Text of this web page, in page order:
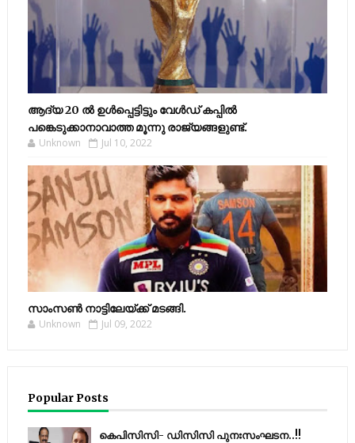
ആദ്യ 20 ല്‍ ഉള്‍പ്പെട്ടിട്ടും വേള്‍ഡ് കപ്പില്‍
പങ്കെടുക്കാനാവാത്ത മൂന്നു രാജ്യങ്ങളുണ്ട്.
Unknown Jul 10, 2022
സാംസണ്‍ നാട്ടിലേയ്‌ക്ക് മടങ്ങി.
Unknown Jul 09, 2022
Popular Posts
കെപിസിസി- ഡിസിസി പുനഃസംഘടന..!!